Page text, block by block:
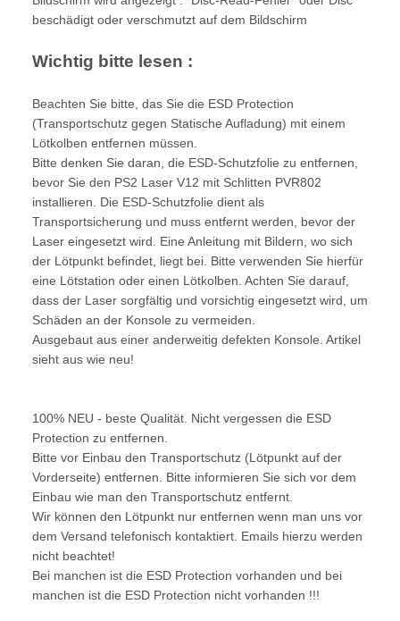
beschädigt oder verschmutzt auf dem Bildschirm
Wichtig bitte lesen :
Beachten Sie bitte, das Sie die ESD Protection
(Transportschutz gegen Statische Aufladung) mit einem
Lötkolben entfernen müssen.
Bitte denken Sie daran, die ESD-Schutzfolie zu entfernen,
bevor Sie den PS2 Laser V12 mit Schlitten PVR802
installieren. Die ESD-Schutzfolie dient als
Transportsicherung und muss entfernt werden, bevor der
Laser eingesetzt wird. Eine Anleitung mit Bildern, wo sich
der Lötpunkt befindet, liegt bei. Bitte verwenden Sie hierfür
eine Lötstation oder einen Lötkolben. Achten Sie darauf,
dass der Laser sorgfältig und vorsichtig eingesetzt wird, um
Schäden an der Konsole zu vermeiden.
Ausgebaut aus einer anderweitig defekten Konsole. Artikel
sieht aus wie neu!
100% NEU - beste Qualität. Nicht vergessen die ESD
Protection zu entfernen.
Bitte vor Einbau den Transportschutz (Lötpunkt auf der
Vorderseite) entfernen. Bitte informieren Sie sich vor dem
Einbau wie man den Transportschutz entfernt.
Wir können den Lötpunkt nur entfernen wenn man uns vor
dem Versand telefonisch kontaktiert. Emails hierzu werden
nicht beachtet!
Bei manchen ist die ESD Protection vorhanden und bei
manchen ist die ESD Protection nicht vorhanden !!!